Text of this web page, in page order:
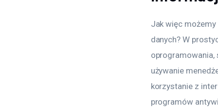
Jak więc
danych? W
używanie
korzystanie z
programów